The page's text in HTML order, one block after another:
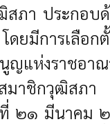
า ประกอบด้
มีการเลือก
ญแห่งราชอ
ชิกวุฒิสภา
ที่ ๒๑ มีนาคม